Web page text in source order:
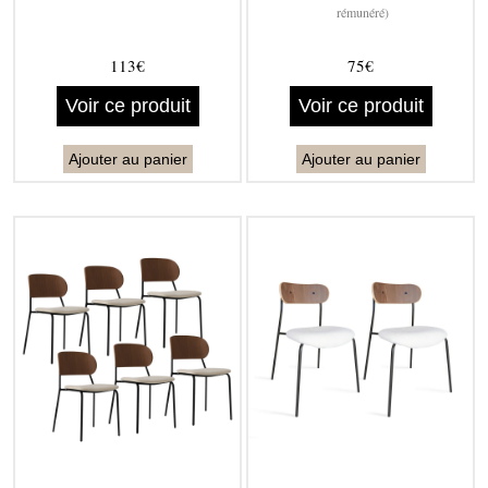
113€
Voir ce produit
Ajouter au panier
rémunéré)
75€
Voir ce produit
Ajouter au panier